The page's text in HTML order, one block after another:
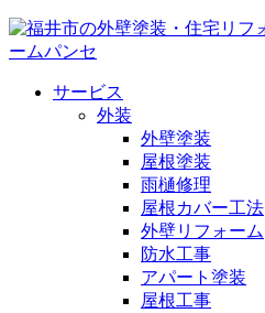
サービス
外装
外壁塗装
屋根塗装
雨樋修理
屋根カバー工法
外壁リフォーム
防水工事
アパート塗装
屋根工事